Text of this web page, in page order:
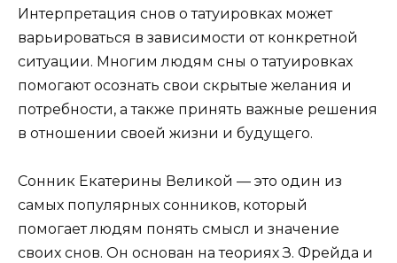
Интерпретация снов о татуировках может
варьироваться в зависимости от конкретной
ситуации. Многим людям сны о татуировках
помогают осознать свои скрытые желания и
потребности, а также принять важные решения
в отношении своей жизни и будущего.
Сонник Екатерины Великой — это один из
самых популярных сонников, который
помогает людям понять смысл и значение
своих снов. Он основан на теориях З. Фрейда и